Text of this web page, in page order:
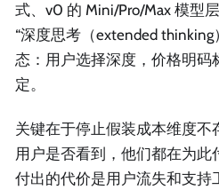
式、v0 的 Mini/Pro/Max 模型
“深度思考（extended
态：用户选择深度，价格明码
定。
关键在于停止假装成本维度不
用户是否看到，他们都在为
付出的代价是用户流失和支持